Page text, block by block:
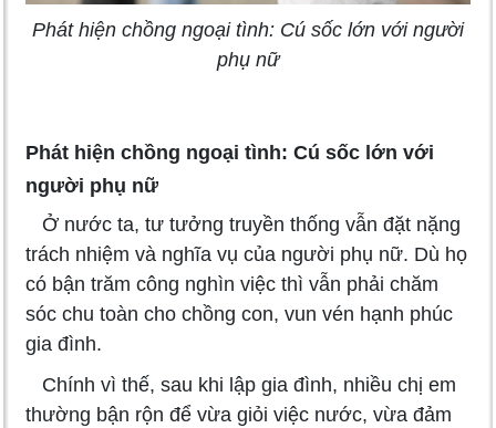
Phát hiện chồng ngoại tình: Cú sốc lớn với người
phụ nữ
Phát hiện chồng ngoại tình: Cú sốc lớn với
người phụ nữ
Ở nước ta, tư tưởng truyền thống vẫn đặt nặng
trách nhiệm và nghĩa vụ của người phụ nữ. Dù họ
có bận trăm công nghìn việc thì vẫn phải chăm
sóc chu toàn cho chồng con, vun vén hạnh phúc
gia đình.
Chính vì thế, sau khi lập gia đình, nhiều chị em
thường bận rộn để vừa giỏi việc nước, vừa đảm